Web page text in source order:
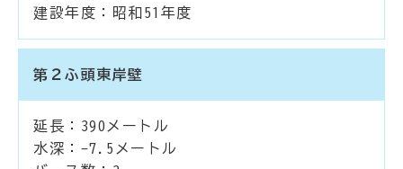
建設年度：昭和51年度
第２ふ頭東岸壁
延長：390メートル
水深：-7.5メートル